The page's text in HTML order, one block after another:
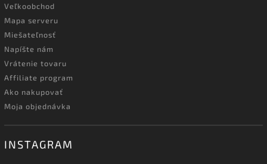
Veľkoobchod
Mapa serveru
Miešateľnosť
Napíšte nám
Vrátenie tovaru
Affiliate program
Ako nakupovať
Moja objednávka
INSTAGRAM